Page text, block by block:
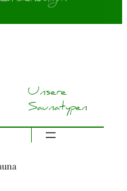
Unsere
Saunatypen